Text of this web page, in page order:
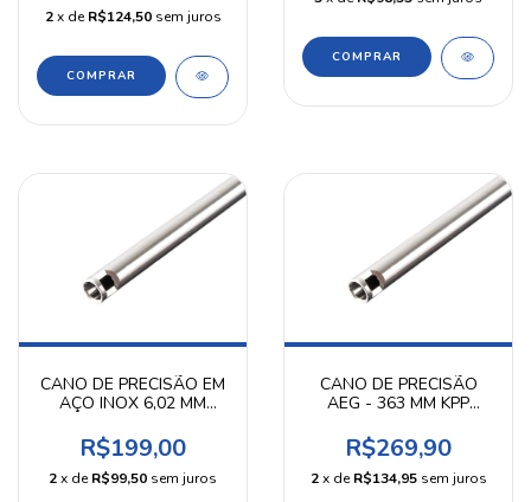
2 x deR$124,50 sem juros
CANO DE PRECISÃO EM
AÇO INOX 6,02 MM
SHOT
R$199,00
2x deR$99,50 sem juros
CANO DE PRECISÃO
AEG - 363 MM KPP
R$269,90
2 x deR$134,95 sem juros